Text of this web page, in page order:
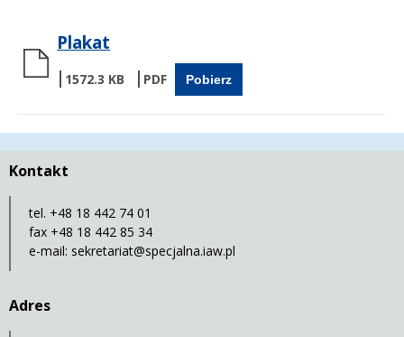
Plakat
1572.3 KB Pobierz
Kontakt
tel. +48 18 442 74 01
fax +48 18 442 85 34
e-mail: sekretariat@specjalna.iaw.pl
Adres